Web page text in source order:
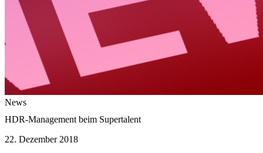
News
HDR-Management beim Supertalent
22. Dezember 2018